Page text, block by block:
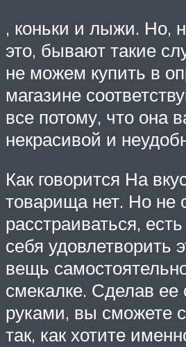
, коньки и лыжи. Но,
это, бывают такие
не можем купить в
магазине
все потому, что она
некрасивой и
Как говорится На
товарища нет. Но не
расстраиваться,
себя удовлетворить
вещь
смекалке. Сделав ее
руками, вы сможете
так, как хотите